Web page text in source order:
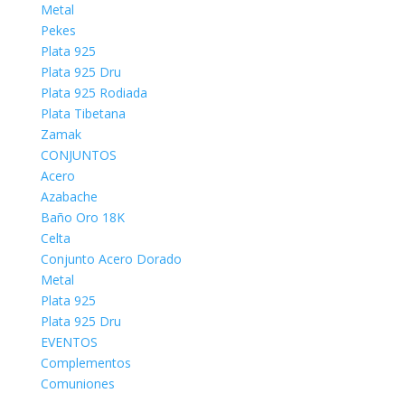
Metal
Pekes
Plata 925
Plata 925 Dru
Plata 925 Rodiada
Plata Tibetana
Zamak
CONJUNTOS
Acero
Azabache
Baño Oro 18K
Celta
Conjunto Acero Dorado
Metal
Plata 925
Plata 925 Dru
EVENTOS
Complementos
Comuniones